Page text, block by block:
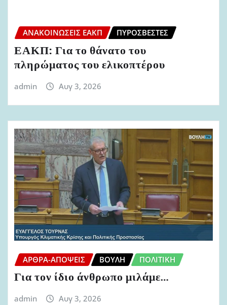
ΑΝΑΚΟΙΝΏΣΕΙΣ ΕΑΚΠ ΠΥΡΟΣΒΈΣΤΕΣ
ΕΑΚΠ: Για το θάνατο του
πληρώματος του ελικοπτέρου
admin Αυγ 3, 2026
ΆΡΘΡΑ-ΑΠΌΨΕΙΣ ΒΟΥΛΉ ΠΟΛΙΤΙΚΉ
Για τον ίδιο άνθρωπο μιλάμε…
admin Αυγ 3, 2026